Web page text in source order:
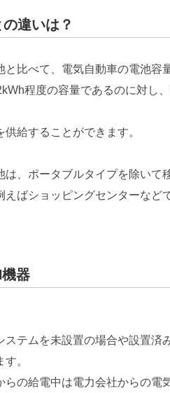
違いは？
比べて、電気自動車の電池容
程度の容量であるのに対し
給することができます。
、ポータブルタイプを除いて
えばショッピングセンターなど
器
ステムを未設置の場合や設置済
。
らの給電中は電力会社からの電